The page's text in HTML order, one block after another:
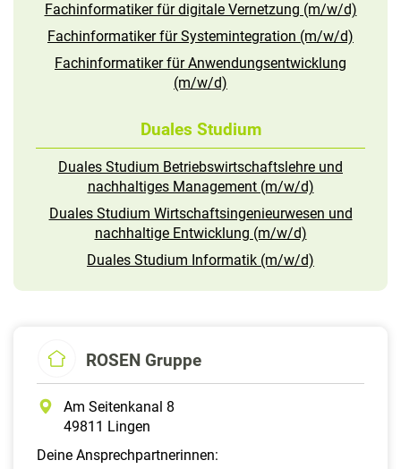
Fachinformatiker für digitale Vernetzung (m/w/d)
Fachinformatiker für Systemintegration (m/w/d)
Fachinformatiker für Anwendungsentwicklung
(m/w/d)
Duales Studium
Duales Studium Betriebswirtschaftslehre und
nachhaltiges Management (m/w/d)
Duales Studium Wirtschaftsingenieurwesen und
nachhaltige Entwicklung (m/w/d)
Duales Studium Informatik (m/w/d)
ROSEN Gruppe
Am Seitenkanal 8
49811 Lingen
Deine Ansprechpartnerinnen: